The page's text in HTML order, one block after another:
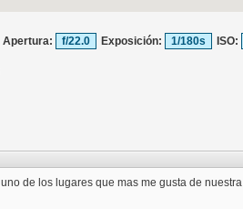
Apertura: f/22.0 Exposición: 1/180s ISO:
uno de los lugares que mas me gusta de